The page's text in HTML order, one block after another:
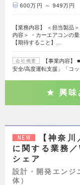
600万円 ～ 949万円
【業務内容】 ＜担当製品
内容＞ ・カーエアコンの
【期待すること】…
会社概要
【事業内容】
安全/高度運転支援」「コ
興味
NEW
【神奈
に関する業務
シェア
設計・開発エンジ
体）